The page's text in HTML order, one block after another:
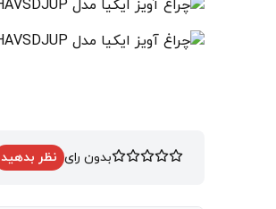
بدون رای نظر بدهید